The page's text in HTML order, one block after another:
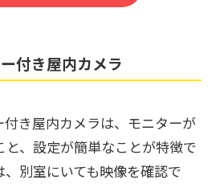
付き屋内カメラ
き屋内カメラは、モニターが
と、設定が簡単なことが特徴で
別室にいても映像を確認で